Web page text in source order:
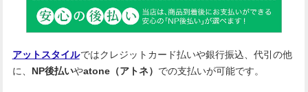
アットスタイルではクレジットカード払いや銀行振込、代引の他
に、 NP後払いやatone（アトネ） での支払いが可能です。